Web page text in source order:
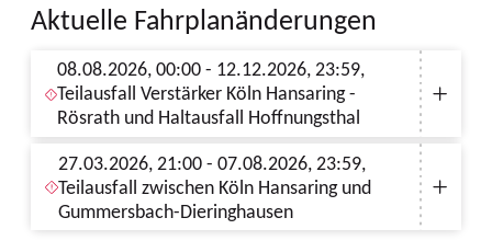
Aktuelle Fahrplanänderungen
08.08.2026, 00:00 - 12.12.2026, 23:59,
Teilausfall Verstärker Köln Hansaring -
Rösrath und Haltausfall Hoffnungsthal
27.03.2026, 21:00 - 07.08.2026, 23:59,
Teilausfall zwischen Köln Hansaring und
Gummersbach-Dieringhausen